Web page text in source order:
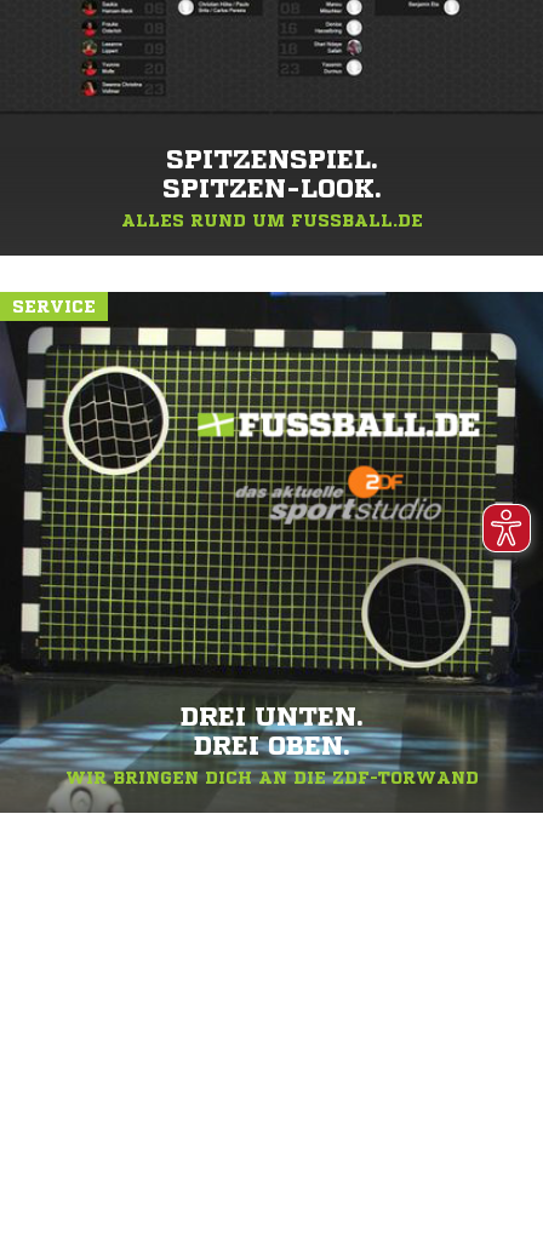
SPITZENSPIEL.
SPITZEN-LOOK.
ALLES RUND UM FUSSBALL.DE
SERVICE
DREI UNTEN.
DREI OBEN.
WIR BRINGEN DICH AN DIE ZDF-TORWAND